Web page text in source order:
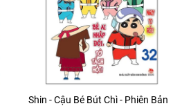
Shin - Cậu Bé Bút Chì - Phiên Bản